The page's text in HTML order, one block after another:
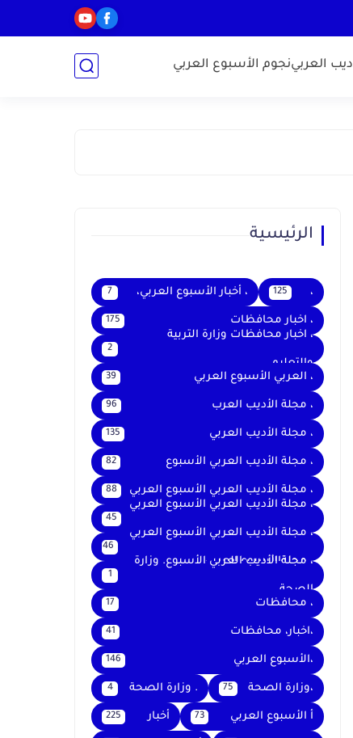
العربينجوم الأسبوع العربي
الرئيسية
، 125 ، أخبار الأسبوع العربي، 7
، اخبار محافظات 175
، اخبار محافظات وزارة التربية
والتعليم
2
، العربي الأسبوع العربي 39
، مجلة الأديب العرب 96
، مجلة الأديب العربي 135
، مجلة الأديب العربي الأسبوع 82
، مجلة الأديب العربي الأسبوع العربي 88
، مجلة الأديب العربي الأسبوع العربي
،
45
، مجلة الأديب العربي الأسبوع العربي
، مجلةالأسبوع العربي
46
، مجلة الأديب العربي الأسبوع. وزارة
الصحة
1
، محافظات 17
،اخبار، محافظات 41
،الأسبوع العربي 146
،وزارة الصحة 75 . وزارة الصحة 4
أ الأسبوع العربي 73 أخبار 225